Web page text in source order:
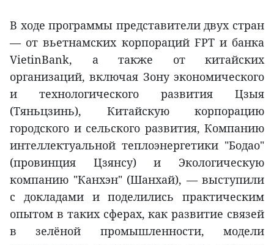
В ходе программы представители двух стран
— от вьетнамских корпораций FPT и банка
VietinBank, а также от китайских
организаций, включая Зону экономического
и технологического развития Цзыя
(Тяньцзинь), Китайскую корпорацию
городского и сельского развития, Компанию
интеллектуальной теплоэнергетики "Бодао"
(провинция Цзянсу) и Экологическую
компанию "Канхэн" (Шанхай), — выступили
с докладами и поделились практическим
опытом в таких сферах, как развитие связей
в зелёной промышленности, модели